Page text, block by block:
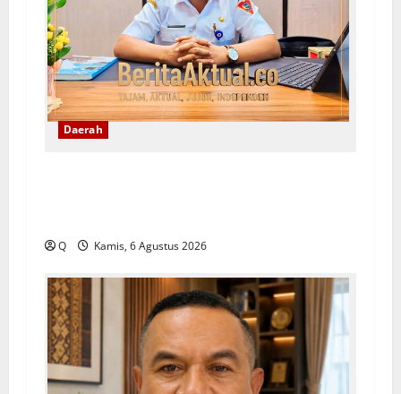
Daerah
Q Kamis, 6 Agustus 2026